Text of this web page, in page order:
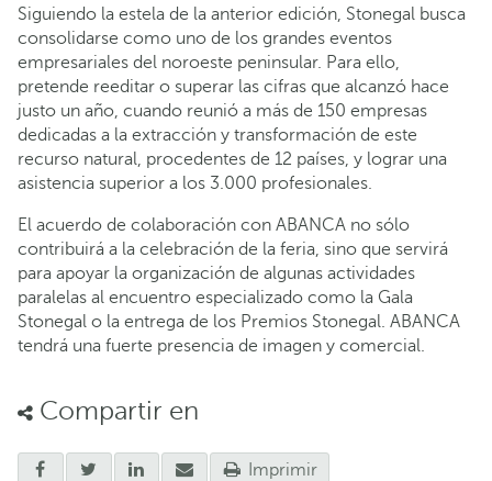
Siguiendo la estela de la anterior edición, Stonegal busca
consolidarse como uno de los grandes eventos
empresariales del noroeste peninsular. Para ello,
pretende reeditar o superar las cifras que alcanzó hace
justo un año, cuando reunió a más de 150 empresas
dedicadas a la extracción y transformación de este
recurso natural, procedentes de 12 países, y lograr una
asistencia superior a los 3.000 profesionales.
El acuerdo de colaboración con ABANCA no sólo
contribuirá a la celebración de la feria, sino que servirá
para apoyar la organización de algunas actividades
paralelas al encuentro especializado como la Gala
Stonegal o la entrega de los Premios Stonegal. ABANCA
tendrá una fuerte presencia de imagen y comercial.
Compartir en
Imprimir